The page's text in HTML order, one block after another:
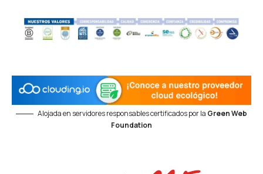
Alojada en servidores responsables certificados por la Green Web
Foundation